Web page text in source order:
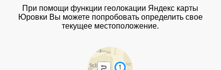
При помощи функции геолокации Яндекс карты
Юровки Вы можете попробовать определить свое
текущее местоположение.